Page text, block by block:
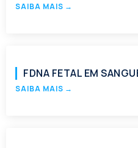
SAIBA MAIS →
FDNA FETAL EM
SAIBA MAIS →